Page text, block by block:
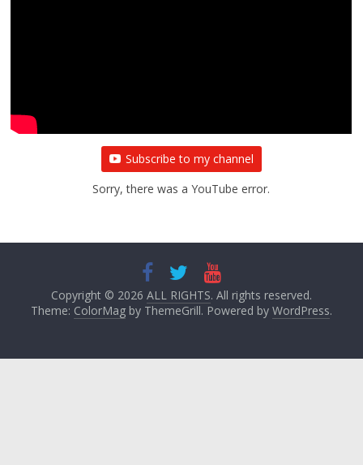
Subscribe to my channel
Sorry, there was a YouTube error.
Copyright © 2026 ALL RIGHTS. All rights reserved.
Theme: ColorMagby ThemeGrill. Powered by WordPress.